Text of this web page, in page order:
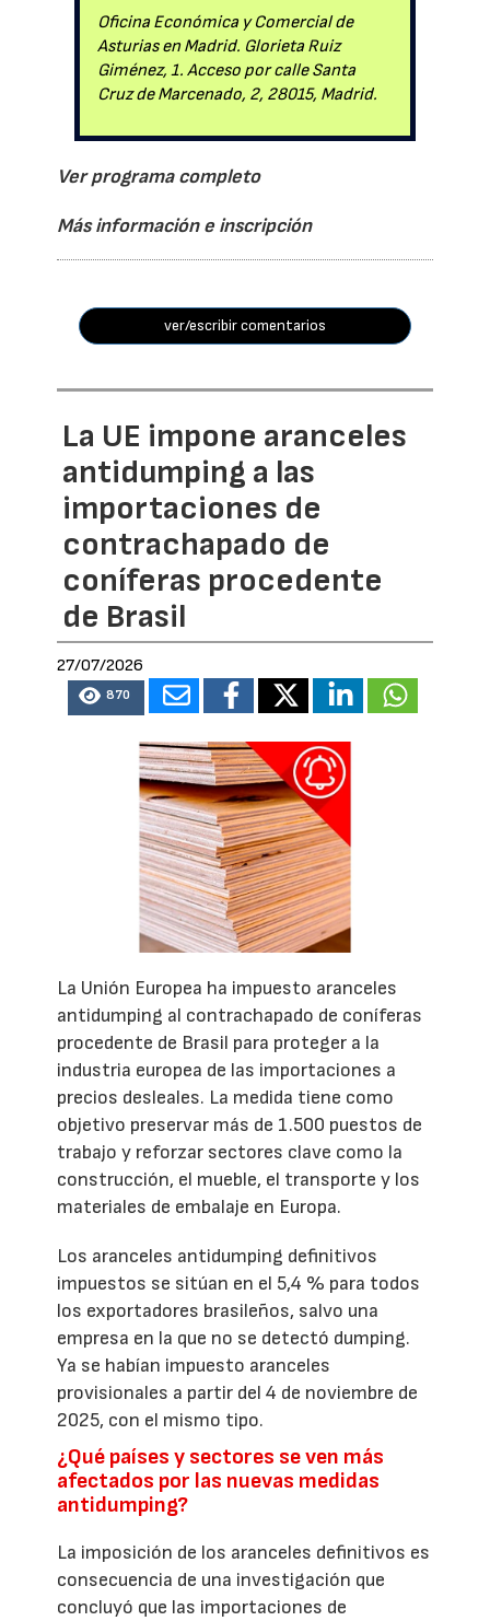
Oficina Económica y Comercial de
Asturias en Madrid. Glorieta Ruiz
Giménez, 1. Acceso por calle Santa
Cruz de Marcenado, 2, 28015, Madrid.
Ver programa completo
Más información e inscripción
ver/escribir comentarios
La UE impone aranceles
antidumping a las
importaciones de
contrachapado de
coníferas procedente
de Brasil
27/07/2026
870
La Unión Europea ha impuesto aranceles
antidumping al contrachapado de coníferas
procedente de Brasil para proteger a la
industria europea de las importaciones a
precios desleales. La medida tiene como
objetivo preservar más de 1.500 puestos de
trabajo y reforzar sectores clave como la
construcción, el mueble, el transporte y los
materiales de embalaje en Europa.
Los aranceles antidumping definitivos
impuestos se sitúan en el 5,4 % para todos
los exportadores brasileños, salvo una
empresa en la que no se detectó dumping.
Ya se habían impuesto aranceles
provisionales a partir del 4 de noviembre de
2025, con el mismo tipo.
¿Qué países y sectores se ven más
afectados por las nuevas medidas
antidumping?
La imposición de los aranceles definitivos es
consecuencia de una investigación que
concluyó que las importaciones de